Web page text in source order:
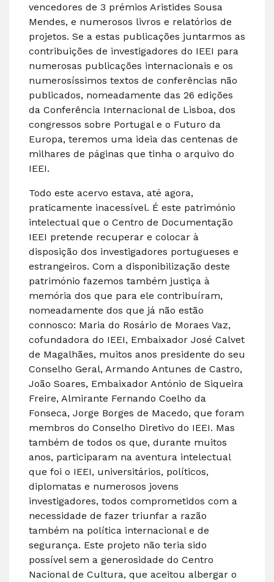
vencedores de 3 prémios Aristides Sousa
Mendes, e numerosos livros e relatórios de
projetos. Se a estas publicações juntarmos as
contribuições de investigadores do IEEI para
numerosas publicações internacionais e os
numerosíssimos textos de conferências não
publicados, nomeadamente das 26 edições
da Conferência Internacional de Lisboa, dos
congressos sobre Portugal e o Futuro da
Europa, teremos uma ideia das centenas de
milhares de páginas que tinha o arquivo do
IEEI.
Todo este acervo estava, até agora,
praticamente inacessível. É este património
intelectual que o Centro de Documentação
IEEI pretende recuperar e colocar à
disposição dos investigadores portugueses e
estrangeiros. Com a disponibilização deste
património fazemos também justiça à
memória dos que para ele contribuíram,
nomeadamente dos que já não estão
connosco: Maria do Rosário de Moraes Vaz,
cofundadora do IEEI, Embaixador José Calvet
de Magalhães, muitos anos presidente do seu
Conselho Geral, Armando Antunes de Castro,
João Soares, Embaixador António de Siqueira
Freire, Almirante Fernando Coelho da
Fonseca, Jorge Borges de Macedo, que foram
membros do Conselho Diretivo do IEEI. Mas
também de todos os que, durante muitos
anos, participaram na aventura intelectual
que foi o IEEI, universitários, políticos,
diplomatas e numerosos jovens
investigadores, todos comprometidos com a
necessidade de fazer triunfar a razão
também na política internacional e de
segurança. Este projeto não teria sido
possível sem a generosidade do Centro
Nacional de Cultura, que aceitou albergar o